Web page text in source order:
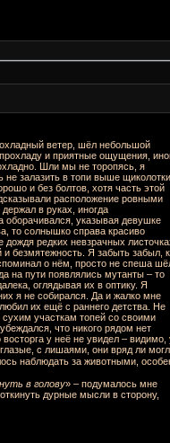
ветер, шёл небольшой
и приятные ощущения,
Шли мы не торопясь, я
залазить в топи выше щиколотки.
и без болтов, хотя часть этой
расположение ровными
в руках, иногда
оборачивался, указывая девушке
то солнышко справа красиво
дождя редких невзрачных
безмятежность. Я забыть забыл,
о нём, просто не спеша
на пути появлялись мутанты – то
оглядывая их в оптику. Я
я не собирался. Да и жалко мне
их ещё с раннего детства. Не
сухим участкам топей со своими
что никого рядом нет
у неё не увидел – видимо,
с лишаями, они вряд ли
наблюдать за животными,
в голову» – подумалось мне
дурные мысли в сторону,